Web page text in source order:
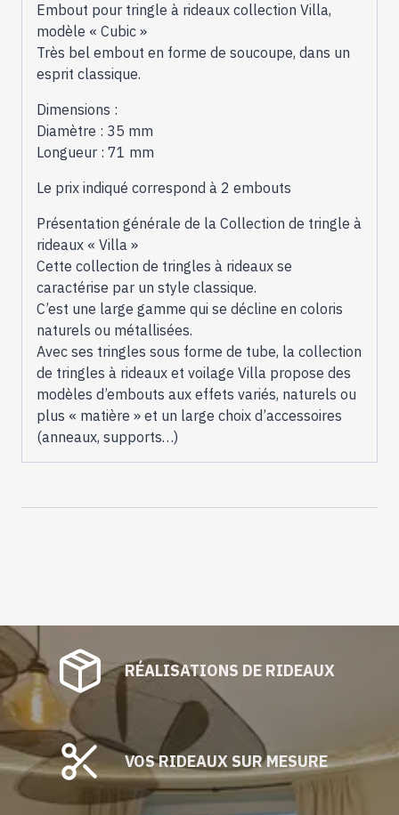
Embout pour tringle à rideaux collection Villa,
modèle « Cubic »
Très bel embout en forme de soucoupe, dans un
esprit classique.
Dimensions :
Diamètre : 35 mm
Longueur : 71 mm
Le prix indiqué correspond à 2 embouts
Présentation générale de la Collection de tringle à
rideaux « Villa »
Cette collection de tringles à rideaux se
caractérise par un style classique.
C’est une large gamme qui se décline en coloris
naturels ou métallisées.
Avec ses tringles sous forme de tube, la collection
de tringles à rideaux et voilage Villa propose des
modèles d’embouts aux effets variés, naturels ou
plus « matière » et un large choix d’accessoires
(anneaux, supports…)
RÉALISATIONS DE RIDEAUX
VOS RIDEAUX SUR MESURE